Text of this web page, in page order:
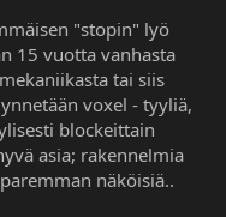
"stopin" lyö
15 vuotta vanhasta
tai siis
voxel - tyyliä,
blockeittain
asia; rakennelmia
näköisiä..